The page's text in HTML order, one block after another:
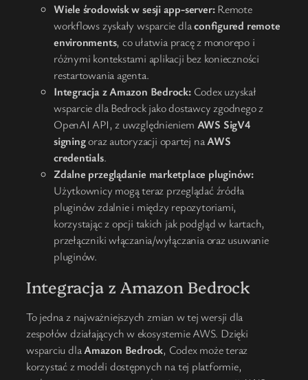
Wiele środowisk w sesji app-server:Remote
workflows zyskały wsparcie dlaconfigured remote
environments, co ułatwia pracę z monorepo i
różnymi kontekstami aplikacji bez konieczności
restartowania agenta.
Integracja z Amazon Bedrock:Codex uzyskał
wsparcie dla Bedrock jako dostawcy zgodnego z
OpenAI API, z uwzględnieniem AWS SigV4
signingoraz autoryzacji opartej naAWS
credentials.
Zdalne przeglądanie marketplace pluginów:
Użytkownicy mogą teraz przeglądać źródła
pluginów zdalnie i między repozytoriami,
korzystając z opcji takich jak podgląd w kartach,
przełączniki włączania/wyłączania oraz usuwanie
pluginów.
Integracja z Amazon Bedrock
To jedna z najważniejszych zmian w tej wersji dla
zespołów działających w ekosystemie AWS. Dzięki
wsparciu dlaAmazon Bedrock, Codex może teraz
korzystać z modeli dostępnych na tej platformie,